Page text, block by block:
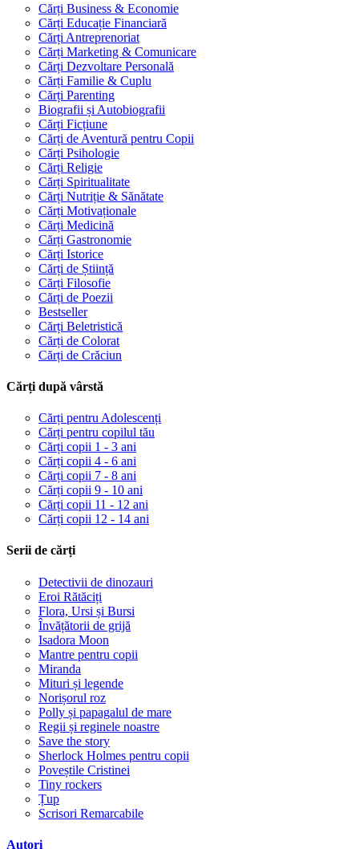
Cărți Business & Economie
Cărți Educație Financiară
Cărți Antreprenoriat
Cărți Marketing & Comunicare
Cărți Dezvoltare Personală
Cărți Familie & Cuplu
Cărți Parenting
Biografii și Autobiografii
Cărți Ficțiune
Cărți de Aventură pentru Copii
Cărți Psihologie
Cărți Religie
Cărți Spiritualitate
Cărți Nutriție & Sănătate
Cărți Motivaționale
Cărți Medicină
Cărți Gastronomie
Cărți Istorice
Cărți de Știință
Cărți Filosofie
Cărți de Poezii
Bestseller
Cărți Beletristică
Cărți de Colorat
Cărți de Crăciun
Cărți după vârstă
Cărți pentru Adolescenți
Cărți pentru copilul tău
Cărți copii 1 - 3 ani
Cărți copii 4 - 6 ani
Cărți copii 7 - 8 ani
Cărți copii 9 - 10 ani
Cărți copii 11 - 12 ani
Cărți copii 12 - 14 ani
Serii de cărți
Detectivii de dinozauri
Eroi Rătăciți
Flora, Ursi și Bursi
Învățătorii de grijă
Isadora Moon
Mantre pentru copii
Miranda
Mituri și legende
Norișorul roz
Polly și papagalul de mare
Regii și reginele noastre
Save the story
Sherlock Holmes pentru copii
Poveștile Cristinei
Tiny rockers
Țup
Scrisori Remarcabile
Autori